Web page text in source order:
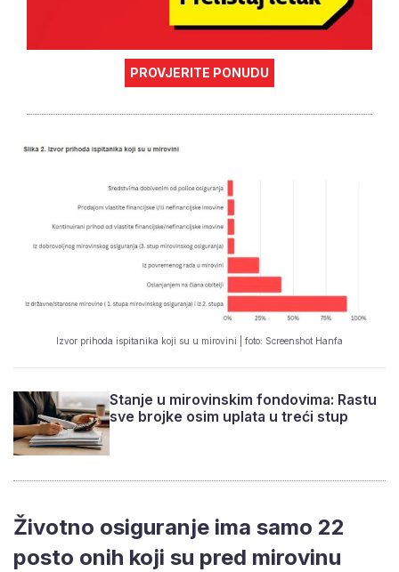
PROVJERITE PONUDU
Izvor prihoda ispitanika koji su u mirovini | foto: Screenshot Hanfa
Stanje u mirovinskim fondovima: Rastu
sve brojke osim uplata u treći stup
Životno osiguranje ima samo 22
posto onih koji su pred mirovinu